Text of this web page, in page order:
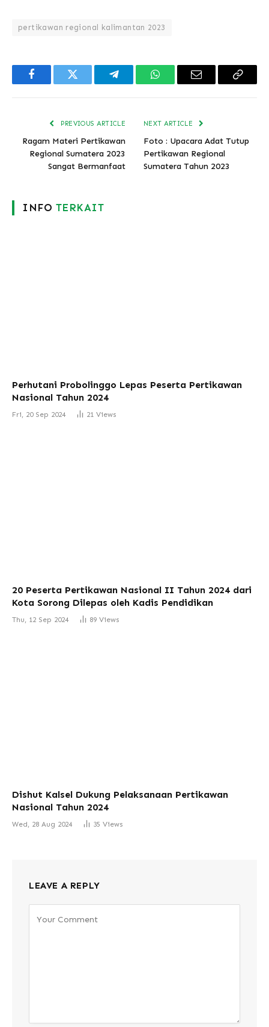
pertikawan regional kalimantan 2023
FacebookTwitter TelegramWhatsAppEmail
Copy
PREVIOUS ARTICLE
Ragam Materi Pertikawan
Regional Sumatera 2023
Sangat Bermanfaat
NEXT ARTICLE
Foto : Upacara Adat Tutup
Pertikawan Regional
Sumatera Tahun 2023
INFO TERKAIT
Perhutani Probolinggo Lepas Peserta Pertikawan
Nasional Tahun 2024
Fri, 20 Sep 2024 21 Views
20 Peserta Pertikawan Nasional II Tahun 2024 dari
Kota Sorong Dilepas oleh Kadis Pendidikan
Thu, 12 Sep 2024 89 Views
Dishut Kalsel Dukung Pelaksanaan Pertikawan
Nasional Tahun 2024
Wed, 28 Aug 2024 35 Views
LEAVE A REPLY